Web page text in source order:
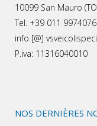
10099 San Mauro
Tel. +39 011 9974076
info [@]
P.iva: 11316040010
NOS DERNIÈRES